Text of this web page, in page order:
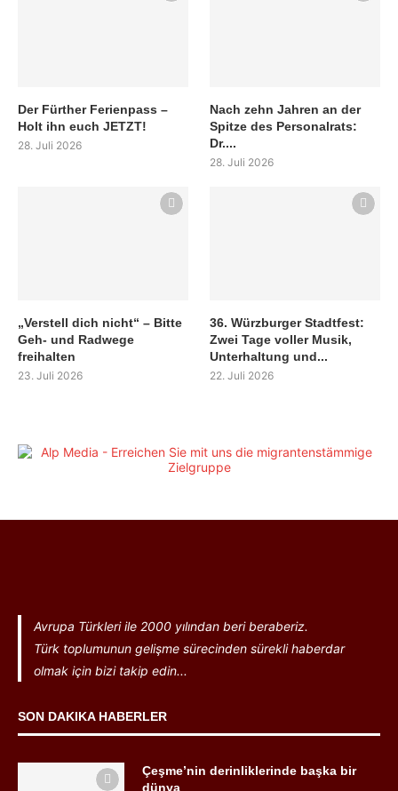
Der Fürther Ferienpass –
Holt ihn euch JETZT!
28. Juli 2026
Nach zehn Jahren an der
Spitze des Personalrats:
Dr....
28. Juli 2026
„Verstell dich nicht“ – Bitte
Geh- und Radwege
freihalten
23. Juli 2026
36. Würzburger Stadtfest:
Zwei Tage voller Musik,
Unterhaltung und...
22. Juli 2026
Avrupa Türkleri ile 2000 yılından beri beraberiz.
Türk toplumunun gelişme sürecinden sürekli haberdar
olmak için bizi takip edin...
SON DAKIKA HABERLER
Çeşme’nin derinliklerinde başka bir
dünya